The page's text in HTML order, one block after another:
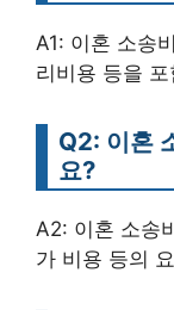
A1: 이혼 소송
리비용 등을
Q2: 이혼
요?
A2: 이혼 소송
가 비용 등의